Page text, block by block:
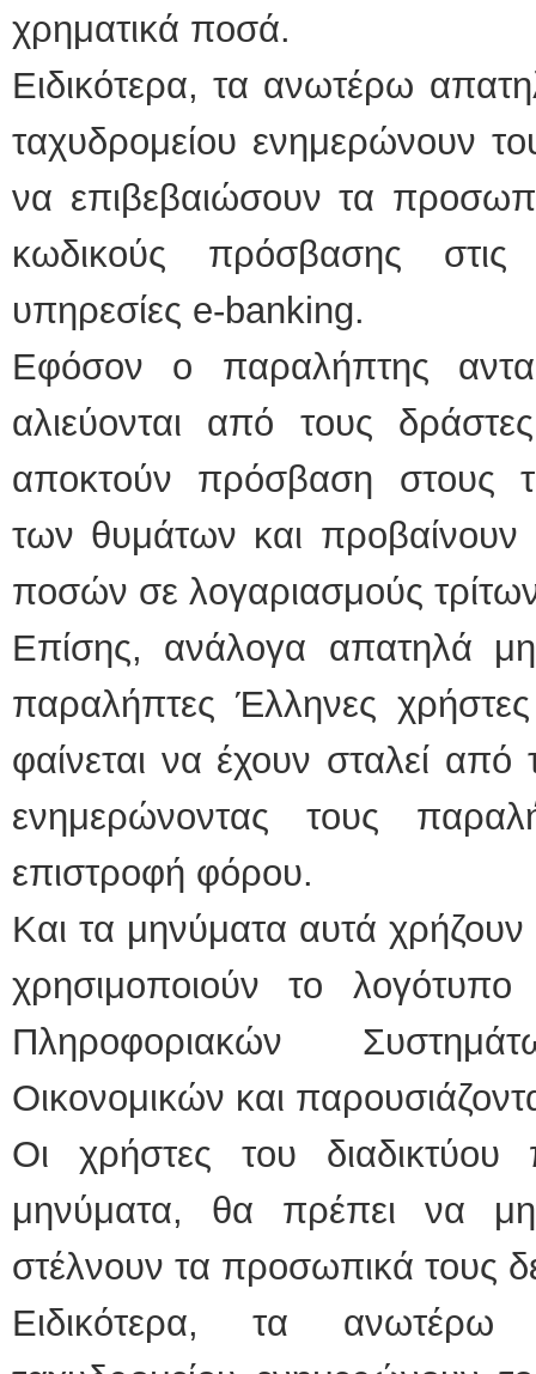
χρηματικά ποσά.
Ειδικότερα, τα ανωτέρω
ταχυδρομείου ενημερώνουν
να επιβεβαιώσουν τα
κωδικούς πρόσβασης στις
υπηρεσίες e-banking.
Εφόσον ο παραλήπτης
αλιεύονται από τους
αποκτούν πρόσβαση στους
των θυμάτων και προβαίνουν
ποσών σε λογαριασμούς
Επίσης, ανάλογα απατηλά
παραλήπτες Έλληνες
φαίνεται να έχουν σταλεί
ενημερώνοντας τους
επιστροφή φόρου.
Και τα μηνύματα αυτά
χρησιμοποιούν το λογότυπο
Πληροφοριακών
Οικονομικών και
Οι χρήστες του
μηνύματα, θα πρέπει να
στέλνουν τα προσωπικά τους
Ειδικότερα, τα ανωτέρω